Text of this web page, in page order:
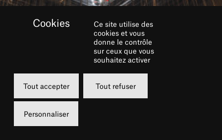
TRANSITION
ENVIRONNEMENTALE
Le Collectif 17h25 est composé du Théâtre du
Ce site utilise des
cookies et vous
donne le contrôle
sur ceux que vous
souhaitez activer
Tout accepter Tout refuser
Personnaliser